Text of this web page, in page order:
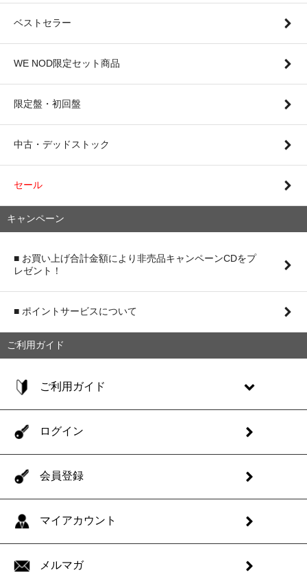
ベストセラー
WE NOD限定セット商品
限定盤・初回盤
中古・デッドストック
セール
キャンペーン
■ お買い上げ合計金額により非売品キャンペーンCDをプ
レゼント！
■ ポイントサービスについて
ご利用ガイド
ご利用ガイド
ログイン
会員登録
マイアカウント
メルマガ